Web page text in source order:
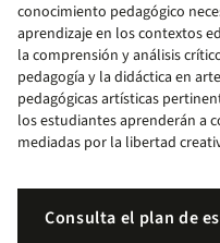
conocimiento pedagógico
aprendizaje en los contextos
la comprensión y análisis
pedagogía y la didáctica en
pedagógicas artísticas
los estudiantes aprenderán a
mediadas por la libertad
Consulta el plan de